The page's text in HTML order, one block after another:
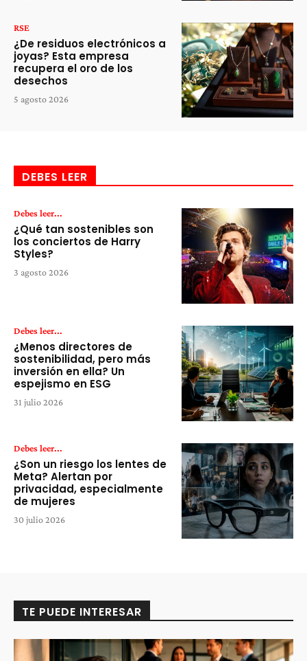
RSE
¿De residuos electrónicos a
joyas? Esta empresa
recupera el oro de los
desechos
5 agosto 2026
DEBES LEER
Debes leer...
¿Qué tan sostenibles son
los conciertos de Harry
Styles?
3 agosto 2026
Debes leer...
¿Menos directores de
sostenibilidad, pero más
inversión en ella? Un
espejismo en ESG
31 julio 2026
Debes leer...
¿Son un riesgo los lentes de
Meta? Alertan por
privacidad, especialmente
de mujeres
30 julio 2026
TE PUEDE INTERESAR